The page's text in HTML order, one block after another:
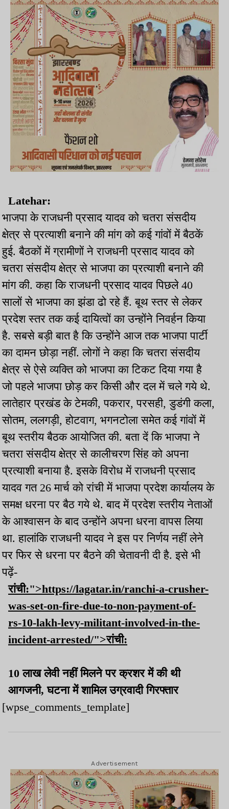
Latehar:
भाजपा के राजधनी प्रसाद यादव को चतरा संसदीय
क्षेत्र से प्रत्याशी बनाने की मांग को कई गांवों में बैठकें
हुई. बैठकों में ग्रामीणों ने राजधनी प्रसाद यादव को
चतरा संसदीय क्षेत्र से भाजपा का प्रत्याशी बनाने की
मांग की. कहा कि राजधनी प्रसाद यादव पिछले 40
सालों से भाजपा का झंडा ढो रहे हैं. बूथ स्तर से लेकर
प्रदेश स्तर तक कई दायित्वों का उन्होंने निवर्हन किया
है. सबसे बड़ी बात है कि उन्होंने आज तक भाजपा पार्टी
का दामन छोड़ा नहीं. लोगों ने कहा कि चतरा संसदीय
क्षेत्र से ऐसे व्यक्ति को भाजपा का टिकट दिया गया है
जो पहले भाजपा छोड़ कर किसी और दल में चले गये थे.
लातेहार प्रखंड के टेमकी, पकरार, परसही, डुडंगी कला,
सोतम, ललगड़ी, होटवाग, भगनटोला समेत कई गांवों में
बूथ स्तरीय बैठक आयोजित की. बता दें कि भाजपा ने
चतरा संसदीय क्षेत्र से कालीचरण सिंह को अपना
प्रत्याशी बनाया है. इसके विरोध में राजधनी प्रसाद
यादव गत 26 मार्च को रांची में भाजपा प्रदेश कार्यालय के
समक्ष धरना पर बैठ गये थे. बाद में प्रदेश स्तरीय नेताओं
के आश्वासन के बाद उन्होंने अपना धरना वापस लिया
था. हालांकि राजधनी यादव ने इस पर निर्णय नहीं लेने
पर फिर से धरना पर बैठने की चेतावनी दी है. इसे भी
पढ़ें-
रांची:">https://lagatar.in/ranchi-a-crusher-
was-set-on-fire-due-to-non-payment-of-
rs-10-lakh-levy-militant-involved-in-the-
incident-arrested/">रांची:
10 लाख लेवी नहीं मिलने पर क्रशर में की थी
आगजनी, घटना में शामिल उग्रवादी गिरफ्तार
[wpse_comments_template]
Advertisement